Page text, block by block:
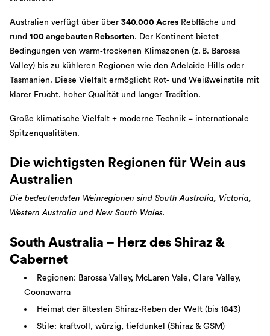
Australien verfügt über über 340.000 Acres Rebfläche und
rund 100 angebauten Rebsorten. Der Kontinent bietet
Bedingungen von warm‑trockenen Klimazonen (z. B. Barossa
Valley) bis zu kühleren Regionen wie den Adelaide Hills oder
Tasmanien. Diese Vielfalt ermöglicht Rot‑ und Weißweinstile mit
klarer Frucht, hoher Qualität und langer Tradition.
Große klimatische Vielfalt + moderne Technik = internationale
Spitzenqualitäten.
Die wichtigsten Regionen für Wein aus
Australien
Die bedeutendsten Weinregionen sind South Australia, Victoria,
Western Australia und New South Wales.
South Australia – Herz des Shiraz &
Cabernet
Regionen: Barossa Valley, McLaren Vale, Clare Valley,
Coonawarra
Heimat der ältesten Shiraz‑Reben der Welt (bis 1843)
Stile: kraftvoll, würzig, tiefdunkel (Shiraz & GSM)